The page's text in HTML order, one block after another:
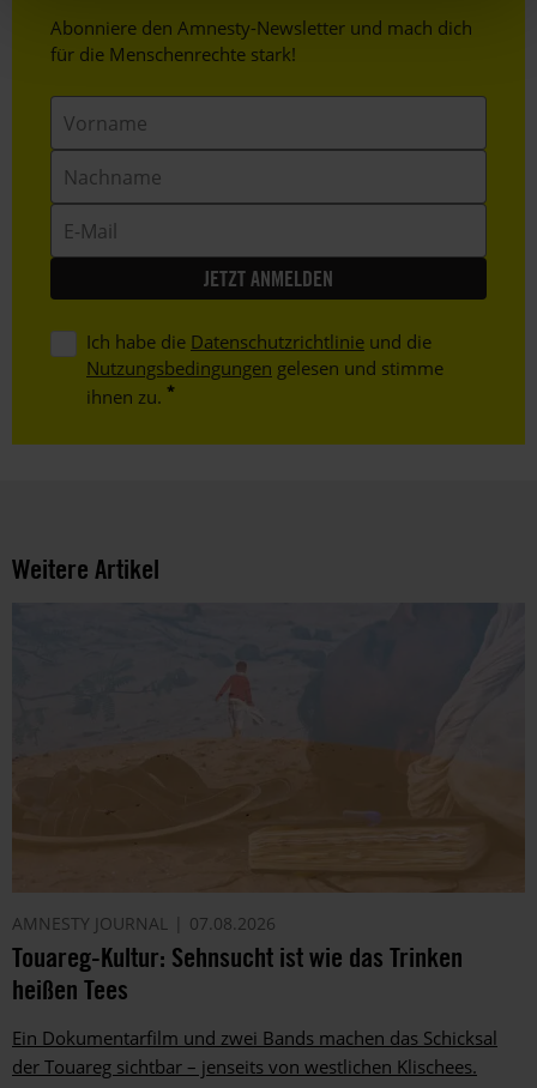
Header
Text
Abonniere den Amnesty-Newsletter und mach dich
für die Menschenrechte stark!
Mail
Ich habe die Datenschutzrichtlinie und die
Nutzungsbedingungen gelesen und stimme
ihnen zu.
Weitere Artikel
AMNESTY JOURNAL 07.08.2026
Touareg-Kultur: Sehnsucht ist wie das Trinken
heißen Tees
Ein Dokumentarfilm und zwei Bands machen das Schicksal
der Touareg sichtbar – jenseits von westlichen Klischees.